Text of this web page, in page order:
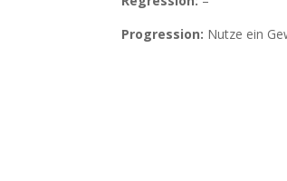
Progression: Nutze ein